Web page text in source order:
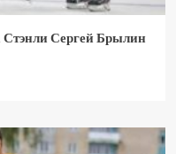
Сергей Брылин